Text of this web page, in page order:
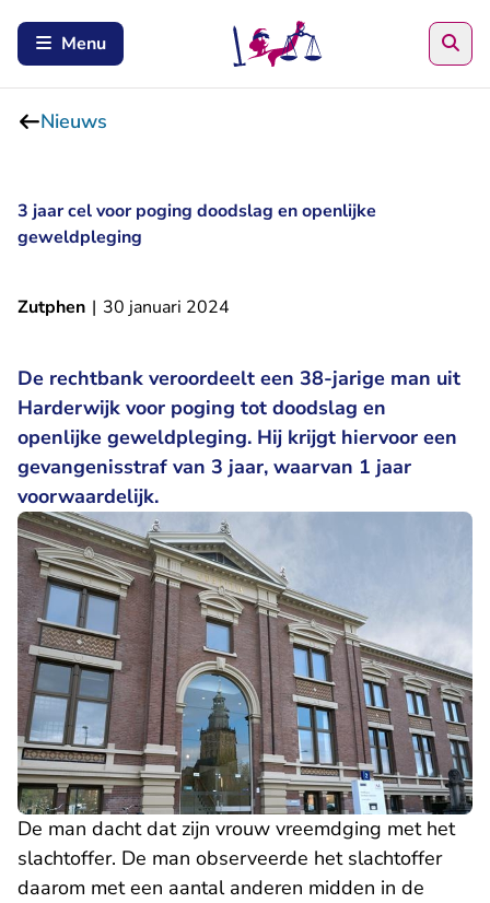
Menu
Nieuws
3 jaar cel voor poging doodslag en openlijke
geweldpleging
Zutphen | 30 januari 2024
De rechtbank veroordeelt een 38-jarige man uit
Harderwijk voor poging tot doodslag en
openlijke geweldpleging. Hij krijgt hiervoor een
gevangenisstraf van 3 jaar, waarvan 1 jaar
voorwaardelijk.
De man dacht dat zijn vrouw vreemdging met het
slachtoffer. De man observeerde het slachtoffer
daarom met een aantal anderen midden in de